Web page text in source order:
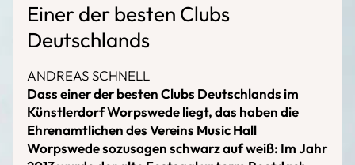
Einer der besten Clubs
Deutschlands
ANDREAS SCHNELL
Dass einer der besten Clubs Deutschlands im
Künstlerdorf Worpswede liegt, das haben die
Ehrenamtlichen des Vereins Music Hall
Worpswede sozusagen schwarz auf weiß: Im Jahr